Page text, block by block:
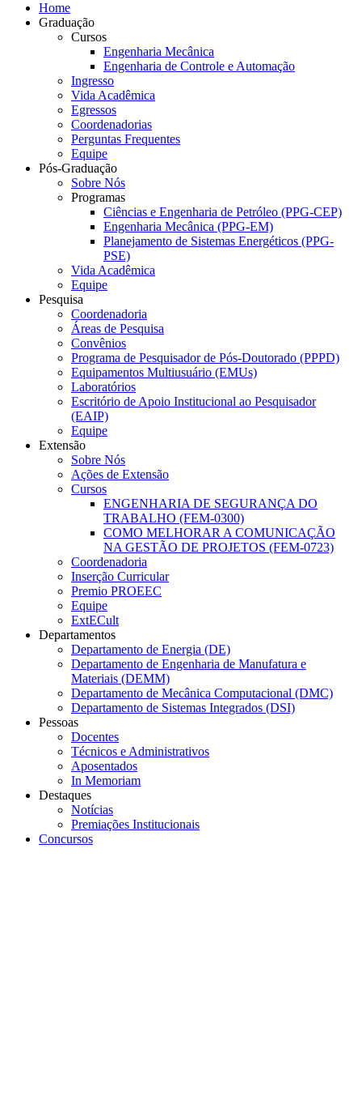
Home
Graduação
Cursos
Engenharia Mecânica
Engenharia de Controle e Automação
Ingresso
Vida Acadêmica
Egressos
Coordenadorias
Perguntas Frequentes
Equipe
Pós-Graduação
Sobre Nós
Programas
Ciências e Engenharia de Petróleo (PPG-CEP)
Engenharia Mecânica (PPG-EM)
Planejamento de Sistemas Energéticos (PPG-
PSE)
Vida Acadêmica
Equipe
Pesquisa
Coordenadoria
Áreas de Pesquisa
Convênios
Programa de Pesquisador de Pós-Doutorado (PPPD)
Equipamentos Multiusuário (EMUs)
Laboratórios
Escritório de Apoio Institucional ao Pesquisador
(EAIP)
Equipe
Extensão
Sobre Nós
Ações de Extensão
Cursos
ENGENHARIA DE SEGURANÇA DO
TRABALHO (FEM-0300)
COMO MELHORAR A COMUNICAÇÃO
NA GESTÃO DE PROJETOS (FEM-0723)
Coordenadoria
Inserção Curricular
Premio PROEEC
Equipe
ExtECult
Departamentos
Departamento de Energia (DE)
Departamento de Engenharia de Manufatura e
Materiais (DEMM)
Departamento de Mecânica Computacional (DMC)
Departamento de Sistemas Integrados (DSI)
Pessoas
Docentes
Técnicos e Administrativos
Aposentados
In Memoriam
Destaques
Notícias
Premiações Institucionais
Concursos